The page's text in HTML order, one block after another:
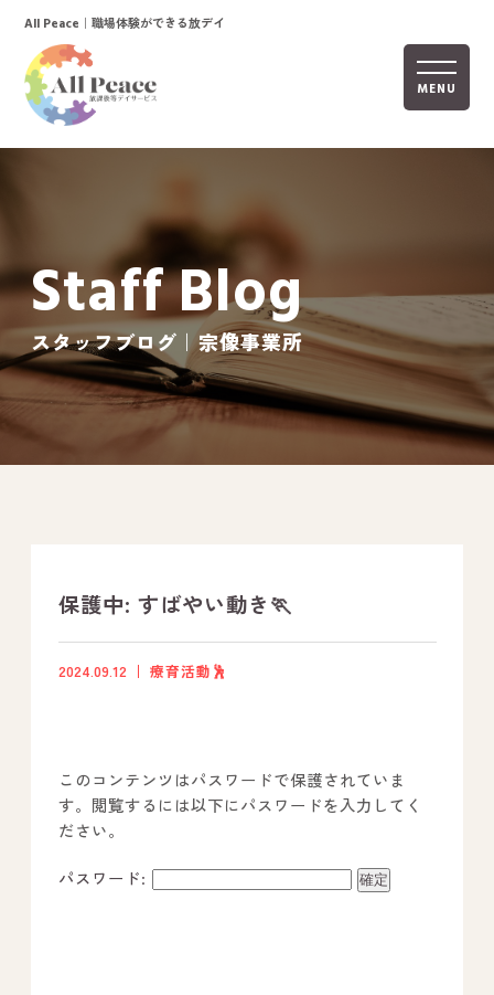
MENU
ホーム
活動内容
ご利用までの流れ
採用情報
自己評価表
社内行事
事業所のご案内
－ オールピース宗像事業所
－ オールピース福津事業所
All Peace ｜職場体験ができる放デイ
Staff Blog
スタッフブログ｜宗像事業所
保護中: すばやい動き🏃
2024.09.12 療育活動🕺
このコンテンツはパスワードで保護されていま
す。閲覧するには以下にパスワードを入力してく
ださい。
パスワード: